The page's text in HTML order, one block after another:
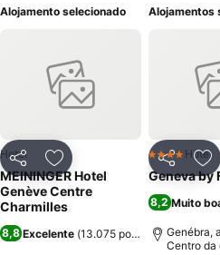
Alojamento selecionado
PartilharAdicionar aos favoritos
Hotel
MEININGER Hotel
Genève Centre
Charmilles
8,8 Excelente (13.075 pontuações)
Alojamentos
Partilhar
4 EstrelasHotel
Geneva by
8,2 Muito
Genébra,
Centro da